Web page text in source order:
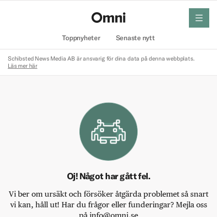
Toppnyheter Senaste nytt
meny
Schibsted News Media AB är ansvarig för dina data på denna webbplats.
Läs mer här
Oj! Något har gått fel.
Vi ber om ursäkt och försöker åtgärda problemet så snart
vi kan, håll ut! Har du frågor eller funderingar? Mejla oss